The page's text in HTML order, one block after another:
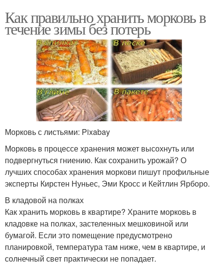
Как правильно хранить морковь в
течение зимы без потерь
Морковь с листьями: Pixabay
Морковь в процессе хранения может высохнуть или
подвергнуться гниению. Как сохранить урожай? О
лучших способах хранения моркови пишут профильные
эксперты Кирстен Нуньес, Эми Кросс и Кейтлин Ярборо.
В кладовой на полках
Как хранить морковь в квартире? Храните морковь в
кладовке на полках, застеленных мешковиной или
бумагой. Если это помещение предусмотрено
планировкой, температура там ниже, чем в квартире, и
солнечный свет практически не попадает.